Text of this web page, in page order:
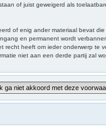
of juist geweigerd als
of enig ander materiaal bevat
en permanent wordt
heeft om ieder onderwerp
niet aan een derde partij zal